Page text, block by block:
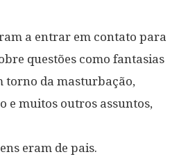
a entrar em contato para
questões como fantasias
torno da masturbação,
e muitos outros assuntos,
eram de pais.